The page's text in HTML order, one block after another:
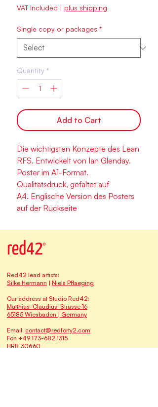
VAT Included | plus shipping
Single copy or packages *
Quantity *
Add to Cart
Die wichtigsten Konzepte des Lean
RFS. Entwickelt von Ian Glenday.
Poster im A1-Format.
Qualitätsdruck, gefaltet auf
A4. Englische Version des Posters
auf der Rückseite
Red42 lead artists:
Silke Hermann | Niels Pflaeging
Our address at Studio Red42:
Matthias-Claudius-Strasse 16
65185 Wiesbaden | Germany
Email: contact@redforty2.com
Fon +49 173-682 1315
HRB 30660